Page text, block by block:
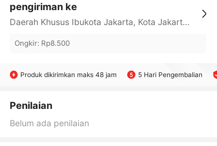
pengiriman ke
Daerah Khusus Ibukota Jakarta, Kota Jakarta Barat, Cengkareng, yy
Ongkir: Rp8.500
Produk dikirimkan maks 48 jam 5 Hari Pengembalian
Penilaian
Belum ada penilaian